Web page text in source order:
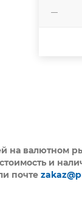
на валютном
и
почте